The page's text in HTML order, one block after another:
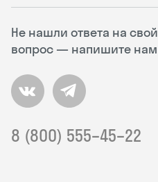
Не нашли ответа на свой
вопрос — напишите нам
8 (800) 555–45–22